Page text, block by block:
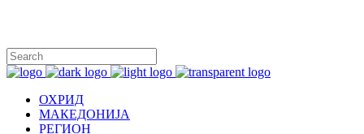
ОХРИД
МАКЕДОНИЈА
РЕГИОН